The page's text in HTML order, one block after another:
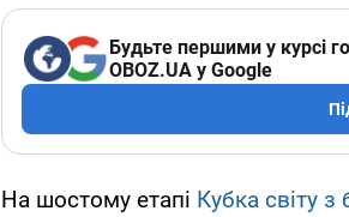
Будьте першими у курсі
OBOZ.UA у Google
На шостому етапі Кубка світу з